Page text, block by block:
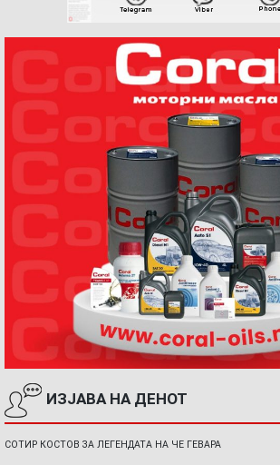
ИЗЈАВА НА ДЕНОТ
СОТИР КОСТОВ ЗА ЛЕГЕНДАТА НА ЧЕ ГЕВАРА